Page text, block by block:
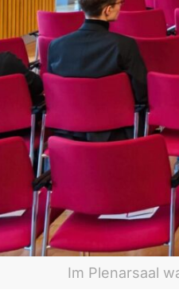
Im Plenarsaal